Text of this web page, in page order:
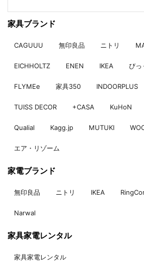
家具ブランド
CAGUUU 無印良品 ニトリ
EICHHOLTZ ENEN IKEA びっ
FLYMEe 家具350 INDOORPLUS
TUISS DECOR +CASA KuHoN
Qualial Kagg.jp MUTUKI
エア・リゾーム
家電ブランド
無印良品 ニトリ IKEA
Narwal
家具家電レンタル
家具家電レンタル